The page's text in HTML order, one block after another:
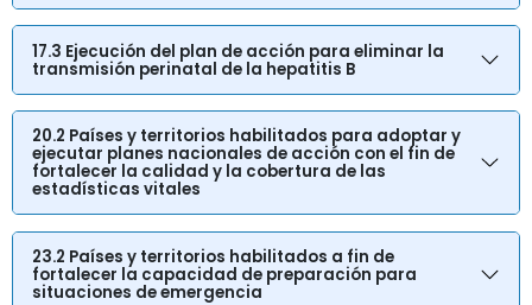
17.3 Ejecución del plan de acción para eliminar la
transmisión perinatal de la hepatitis B
20.2 Países y territorios habilitados para adoptar y
ejecutar planes nacionales de acción con el fin de
fortalecer la calidad y la cobertura de las
estadísticas vitales
23.2 Países y territorios habilitados a fin de
fortalecer la capacidad de preparación para
situaciones de emergencia